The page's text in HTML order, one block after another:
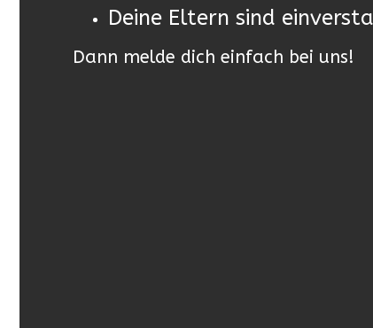
Deine Eltern sind
Dann melde dich einfach bei uns!